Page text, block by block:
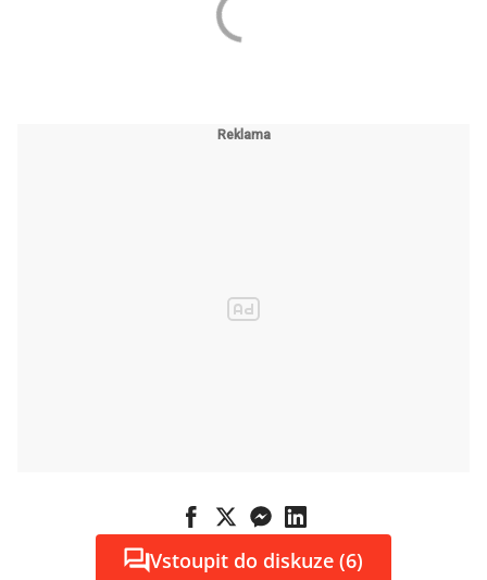
Vstoupit do diskuze (6)